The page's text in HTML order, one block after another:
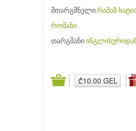
მთარგმნელი რამაზ
რომანი
თარგმანი
₾10.00 GEL